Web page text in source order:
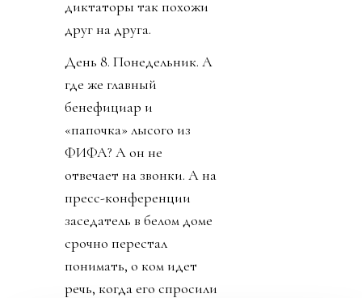
диктаторы так похожи
друг на друга.
День 8. Понедельник. А
где же главный
бенефициар и
«папочка» лысого из
ФИФА? А он не
отвечает на звонки. А на
пресс-конференции
заседатель в белом доме
срочно перестал
понимать, о ком идет
речь, когда его спросили